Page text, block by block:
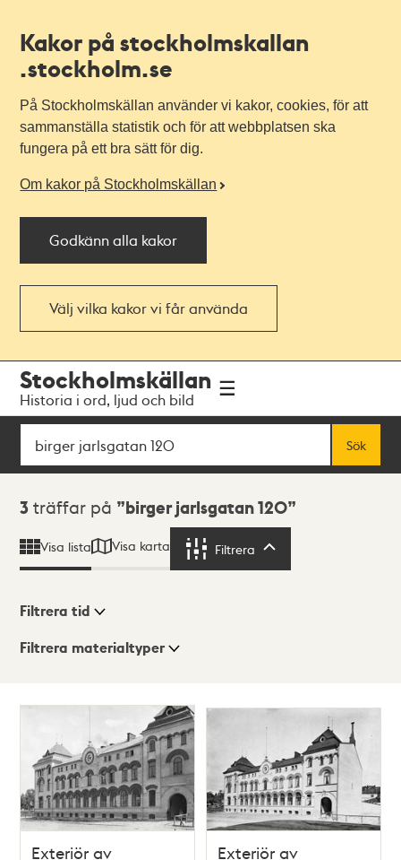
Kakor på stockholmskallan
.stockholm.se
På Stockholmskällan använder vi kakor, cookies, för att
sammanställa statistik och för att webbplatsen ska
fungera på ett bra sätt för dig.
Om kakor på Stockholmskällan
Godkänn alla kakor
Välj vilka kakor vi får använda
navigationen
huvudinnehållet
Stockholmskällan
Historia i ord, ljud och bild
Sök
Sök
Sökresultat
3 träffar på birger jarlsgatan 120
Visa lista Visa karta Filtrera
Visningsläge
Filtrera tid
Filtrera materialtyper
Exteriör av
Exteriör av